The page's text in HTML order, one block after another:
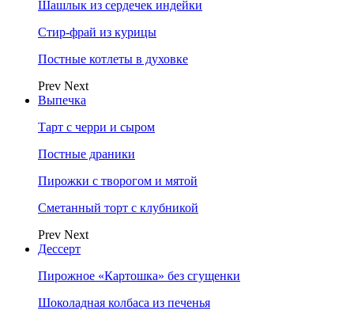
Шашлык из сердечек индейки
Стир-фрай из курицы
Постные котлеты в духовке
Prev Next
Выпечка
Тарт с черри и сыром
Постные драники
Пирожки с творогом и мятой
Сметанный торт с клубникой
Prev Next
Дессерт
Пирожное «Картошка» без сгущенки
Шоколадная колбаса из печенья